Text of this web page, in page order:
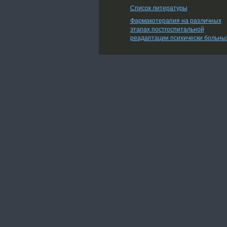
Список литературы
Фармакотерапия на различных
этапах постгоспитальной
реадаптации психически